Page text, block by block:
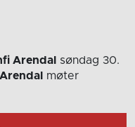
Arendal søndag 30.
møter